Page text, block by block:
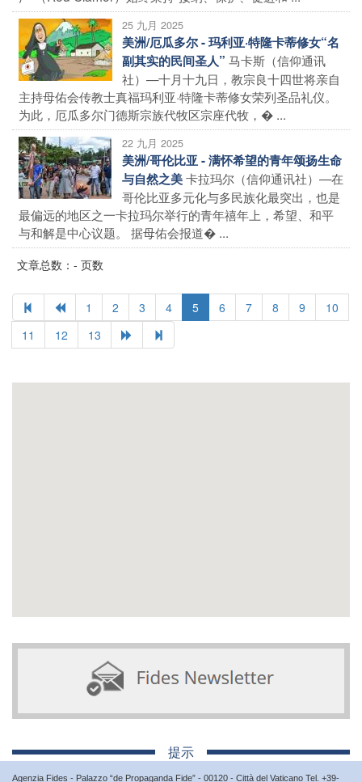
25 九月 2025
美洲/厄瓜多尔 - 玛利亚·特隆卡蒂修女“名
副其实的民间圣人” 马卡斯（信仰通讯
社）—十月十九日，教宗良十四世将亲自
主持母佑会传教士真福玛利亚·特隆卡蒂修女荣列圣品礼仪。
为此，厄瓜多尔门德斯宗族代牧区宗座代牧，� ...
22 九月 2025
美洲/哥伦比亚 - 满怀希望的青年颂扬生命
与自然之美卡拉玛尔（信仰通讯社）—在
哥伦比亚多元化与多民族化最突出，也是
最偏远的地区之一卡拉玛尔举行的青年禧年上，希望、和平
与和解是中心议题。 据母佑会报道� ...
文章总数：- 页数
1 2 3 4 5 6 7 8 9
10
11
12 13
提示
Agenzia Fides - Palazzo “de Propaganda Fide” - 00120 - Città del Vaticano Tel. +39-